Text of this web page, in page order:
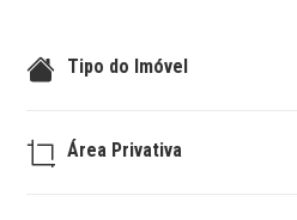
Tipo do Imóvel
Área Privativa